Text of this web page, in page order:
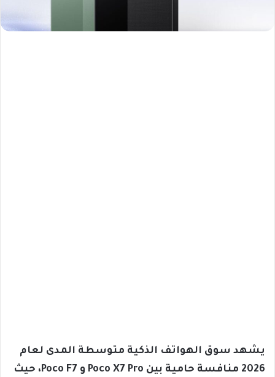
يشهد سوق الهواتف الذكية متوسطة المدى لعام
2026 منافسة حامية بين Poco X7 Pro و Poco F7، حيث